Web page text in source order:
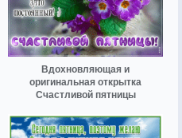
Вдохновляющая и
оригинальная открытка
Счастливой пятницы